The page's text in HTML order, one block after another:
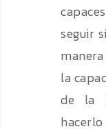
seguir
la
de la